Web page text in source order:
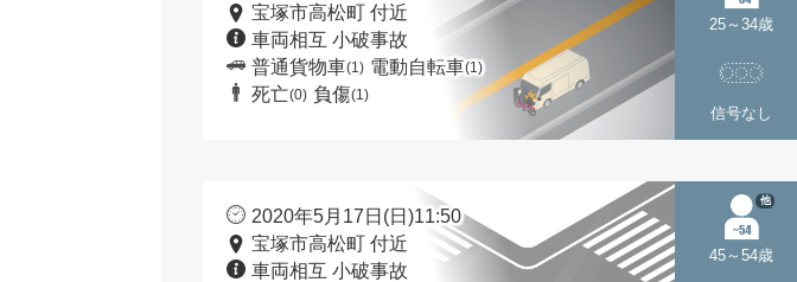
宝塚市高松町 付近
車両相互 小破事故
普通貨物車(1) 電動自転車(1)
死亡(0) 負傷(1)
25～34歳
信号なし
2020年5月17日(日)11:50
宝塚市高松町 付近
車両相互 小破事故
45～54歳
他